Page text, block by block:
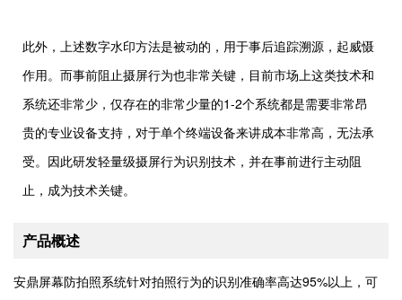
此外，上述数字水印方法是被动的，用于事后追踪溯源，起威慑
作用。而事前阻止摄屏行为也非常关键，目前市场上这类技术和
系统还非常少，仅存在的非常少量的1-2个系统都是需要非常昂
贵的专业设备支持，对于单个终端设备来讲成本非常高，无法承
受。因此研发轻量级摄屏行为识别技术，并在事前进行主动阻
止，成为技术关键。
产品概述
安鼎屏幕防拍照系统针对拍照行为的识别准确率高达95%以上，可